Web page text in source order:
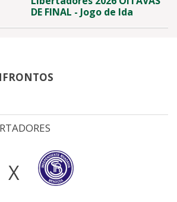
DE FINAL - Jogo de Ida
X